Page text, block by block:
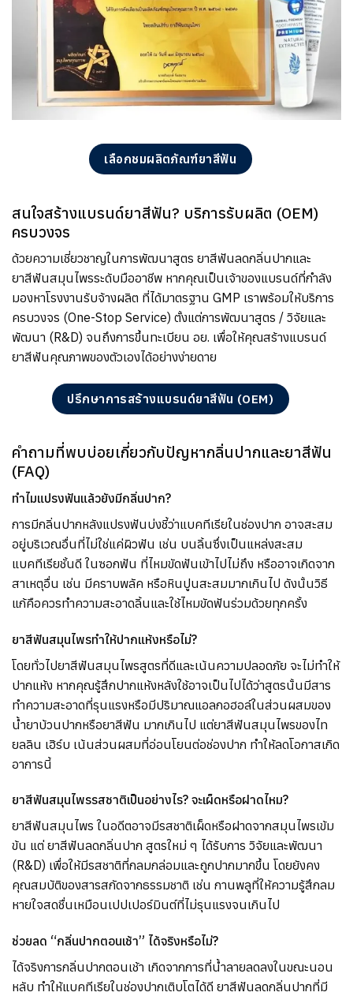
เลือกชมผลิตภัณฑ์ยาสีฟัน
สนใจสร้างแบรนด์ยาสีฟัน? บริการรับผลิต (OEM)
ครบวงจร
ด้วยความเชี่ยวชาญในการพัฒนาสูตร ยาสีฟันลดกลิ่นปากและ
ยาสีฟันสมุนไพรระดับมืออาชีพ หากคุณเป็นเจ้าของแบรนด์ที่กำลัง
มองหาโรงงานรับจ้างผลิต ที่ได้มาตรฐาน GMP เราพร้อมให้บริการ
ครบวงจร (One-Stop Service) ตั้งแต่การพัฒนาสูตร / วิจัยและ
พัฒนา (R&D) จนถึงการขึ้นทะเบียน อย. เพื่อให้คุณสร้างแบรนด์
ยาสีฟันคุณภาพของตัวเองได้อย่างง่ายดาย
ปรึกษาการสร้างแบรนด์ยาสีฟัน (OEM)
คำถามที่พบบ่อยเกี่ยวกับปัญหากลิ่นปากและยาสีฟัน
(FAQ)
ทำไมแปรงฟันแล้วยังมีกลิ่นปาก?
การมีกลิ่นปากหลังแปรงฟันบ่งชี้ว่าแบคทีเรียในช่องปาก อาจสะสม
อยู่บริเวณอื่นที่ไม่ใช่แค่ผิวฟัน เช่น บนลิ้นซึ่งเป็นแหล่งสะสม
แบคทีเรียชั้นดี ในซอกฟัน ที่ไหมขัดฟันเข้าไปไม่ถึง หรืออาจเกิดจาก
สาเหตุอื่น เช่น มีคราบพลัค หรือหินปูนสะสมมากเกินไป ดังนั้นวิธี
แก้คือควรทำความสะอาดลิ้นและใช้ไหมขัดฟันร่วมด้วยทุกครั้ง
ยาสีฟันสมุนไพรทำให้ปากแห้งหรือไม่?
โดยทั่วไปยาสีฟันสมุนไพรสูตรที่ดีและเน้นความปลอดภัย จะไม่ทำให้
ปากแห้ง หากคุณรู้สึกปากแห้งหลังใช้อาจเป็นไปได้ว่าสูตรนั้นมีสาร
ทำความสะอาดที่รุนแรงหรือมีปริมาณแอลกอฮอล์ในส่วนผสมของ
น้ำยาบ้วนปากหรือยาสีฟัน มากเกินไป แต่ยาสีฟันสมุนไพรของไท
ยลลิน เฮิร์บ เน้นส่วนผสมที่อ่อนโยนต่อช่องปาก ทำให้ลดโอกาสเกิด
อาการนี้
ยาสีฟันสมุนไพรรสชาติเป็นอย่างไร? จะเผ็ดหรือฝาดไหม?
ยาสีฟันสมุนไพร ในอดีตอาจมีรสชาติเผ็ดหรือฝาดจากสมุนไพรเข้ม
ข้น แต่ ยาสีฟันลดกลิ่นปาก สูตรใหม่ ๆ ได้รับการ วิจัยและพัฒนา
(R&D) เพื่อให้มีรสชาติที่กลมกล่อมและถูกปากมากขึ้น โดยยังคง
คุณสมบัติของสารสกัดจากธรรมชาติ เช่น กานพลูที่ให้ความรู้สึกลม
หายใจสดชื่นเหมือนเปปเปอร์มินต์ที่ไม่รุนแรงจนเกินไป
ช่วยลด “กลิ่นปากตอนเช้า” ได้จริงหรือไม่?
ได้จริงการกลิ่นปากตอนเช้า เกิดจากการที่น้ำลายลดลงในขณะนอน
หลับ ทำให้แบคทีเรียในช่องปากเติบโตได้ดี ยาสีฟันลดกลิ่นปากที่มี